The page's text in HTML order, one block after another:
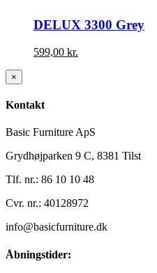
DELUX 3300 Grey
599,00 kr.
Close
product
view
×
Kontakt
Basic Furniture ApS
Grydhøjparken 9 C, 8381 Tilst
Tlf. nr.: 86 10 10 48
Cvr. nr.: 40128972
info@basicfurniture.dk
Åbningstider: